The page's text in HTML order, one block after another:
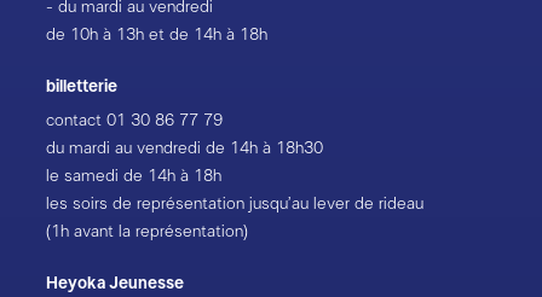
- du mardi au vendredi
de 10h à 13h et de 14h à 18h
billetterie
contact01 30 86 77 79
du mardi au vendredi de 14h à 18h30
le samedi de 14h à 18h
les soirs de représentation jusqu’au lever de rideau
(1h avant la représentation)
Heyoka Jeunesse